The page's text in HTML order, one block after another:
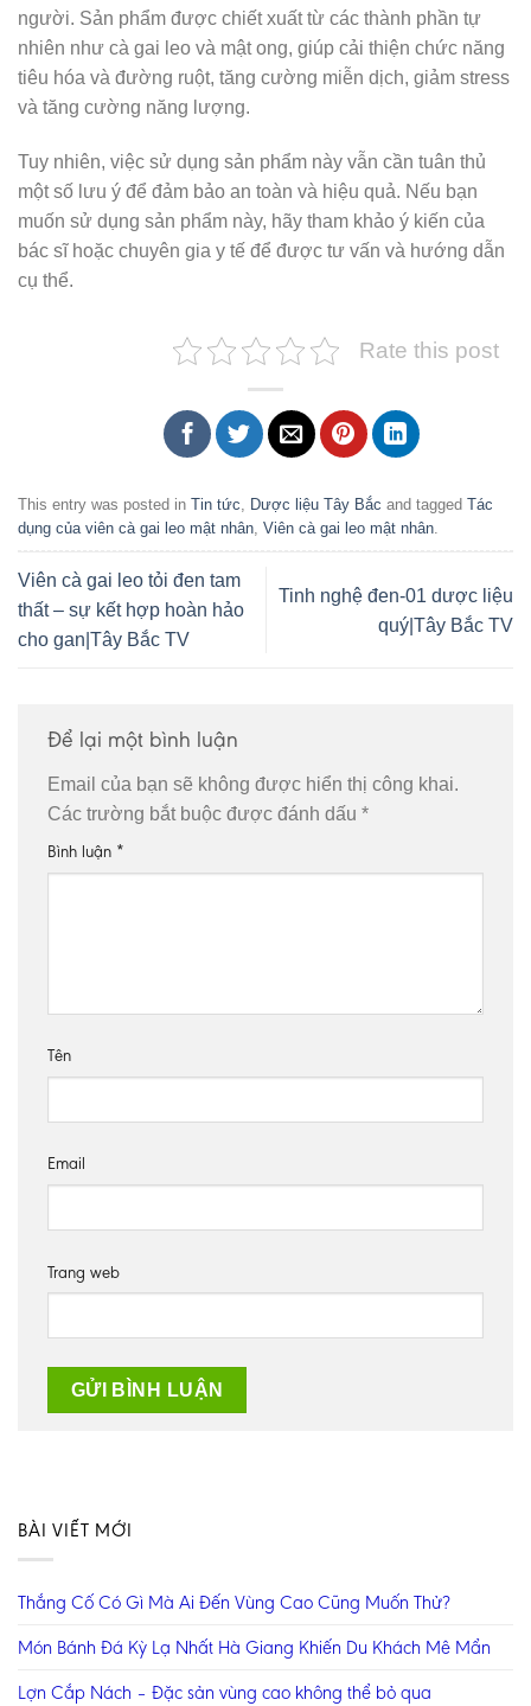
người. Sản phẩm được chiết xuất từ các thành phần tự
nhiên như cà gai leo và mật ong, giúp cải thiện chức năng
tiêu hóa và đường ruột, tăng cường miễn dịch, giảm stress
và tăng cường năng lượng.
Tuy nhiên, việc sử dụng sản phẩm này vẫn cần tuân thủ
một số lưu ý để đảm bảo an toàn và hiệu quả. Nếu bạn
muốn sử dụng sản phẩm này, hãy tham khảo ý kiến của
bác sĩ hoặc chuyên gia y tế để được tư vấn và hướng dẫn
cụ thể.
Rate this post
This entry was posted in Tin tức, Dược liệu Tây Bắc and tagged Tác
dụng của viên cà gai leo mật nhân, Viên cà gai leo mật nhân.
Viên cà gai leo tỏi đen tam
thất – sự kết hợp hoàn hảo
cho gan|Tây Bắc TV
Tinh nghệ đen-01 dược liệu
quý|Tây Bắc TV
Để lại một bình luận
Email của bạn sẽ không được hiển thị công khai.
Các trường bắt buộc được đánh dấu *
Bình luận *
Tên
Email
Trang web
BÀI VIẾT MỚI
Thắng Cố Có Gì Mà Ai Đến Vùng Cao Cũng Muốn Thử?
Món Bánh Đá Kỳ Lạ Nhất Hà Giang Khiến Du Khách Mê Mẩn
Lợn Cắp Nách – Đặc sản vùng cao không thể bỏ qua